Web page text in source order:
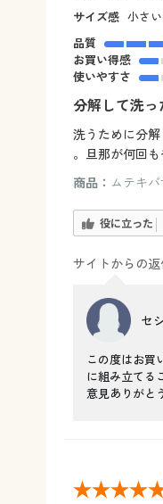
サイズ感 小さい
品質
お買い得感
使いやすさ
分解して洗っ
洗うために分
。旦那が何回
商品： ムテキバ
役に立った
サイトからの
セ
この度はお買
に組み立てる
意見ありがと